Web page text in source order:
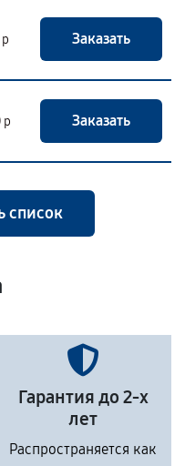
Заказать
р Заказать
список
Гарантия до 2-х
лет
Распространяется как